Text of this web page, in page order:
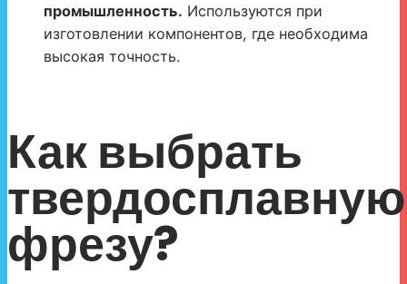
промышленность. Используются при
изготовлении компонентов, где необходима
высокая точность.
Как выбрать
твердосплавную
фрезу?